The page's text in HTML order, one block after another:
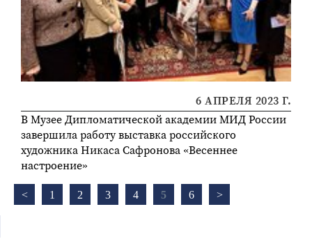
6 АПРЕЛЯ 2023 Г.
В Музее Дипломатической академии МИД России
завершила работу выставка российского
художника Никаса Сафронова «Весеннее
настроение»
< 1 2 3 4 5 6 >